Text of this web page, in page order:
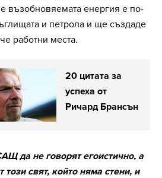
възобновяемата енергия е по-
и петрола и ще създаде
работни места.
20 цитата за
успеха от
Ричард Брансън
да не говорят егоистично, а
този свят, който няма стени, и